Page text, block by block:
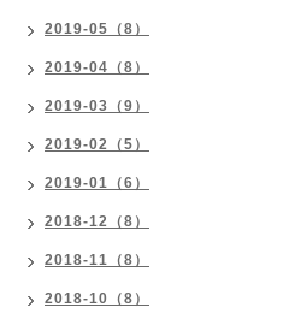
2019-05（8）
2019-04（8）
2019-03（9）
2019-02（5）
2019-01（6）
2018-12（8）
2018-11（8）
2018-10（8）